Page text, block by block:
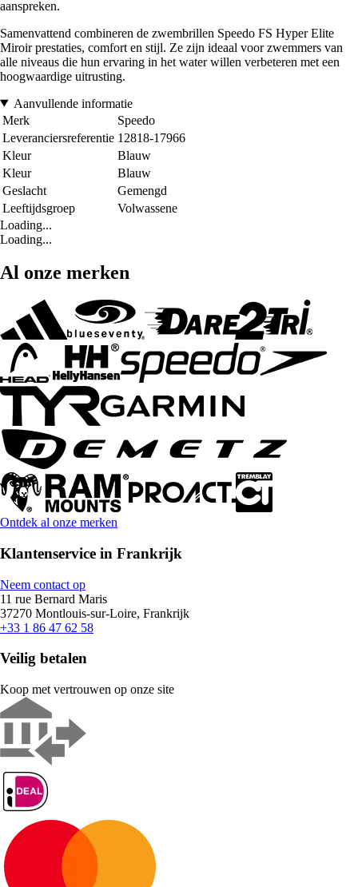
aanspreken.
Samenvattend combineren de zwembrillen Speedo FS Hyper Elite
Miroir prestaties, comfort en stijl. Ze zijn ideaal voor zwemmers van
alle niveaus die hun ervaring in het water willen verbeteren met een
hoogwaardige uitrusting.
Aanvullende informatie
Merk
Speedo
Leveranciersreferentie 12818-17966
Kleur
Blauw
Kleur
Blauw
Geslacht
Gemengd
Leeftijdsgroep
Volwassene
Loading...
Loading...
Al onze merken
Ontdek al onze merken
Klantenservice in Frankrijk
Neem contact op
11 rue Bernard Maris
37270 Montlouis-sur-Loire, Frankrijk
+33 1 86 47 62 58
Veilig betalen
Koop met vertrouwen op onze site